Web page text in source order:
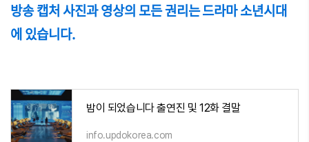
방송 캡처 사진과 영상의 모든 권리는 드라마 소년시대
에 있습니다.
밤이 되었습니다 출연진 및 12화 결말
info.updokorea.com